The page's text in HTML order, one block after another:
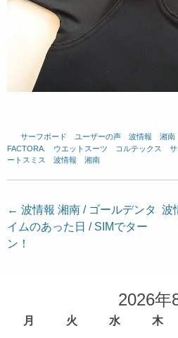
サーフボード ユーザーの声 波情報 湘南
FACTORA.
ウエットスーツ コルテックス
ートスミス
波情報 湘南
投
稿
ナ
← 波情報 湘南 / ゴールデンタ
イムのあった日 / SIMでター
ン！
波
2026年
月 火 水 木